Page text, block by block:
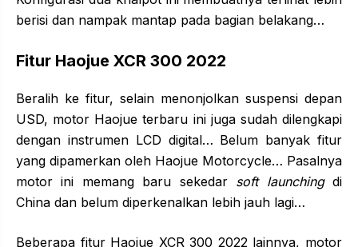
berisi dan nampak mantap pada bagian belakang…
Fitur Haojue XCR 300 2022
Beralih ke fitur, selain menonjolkan suspensi depan
USD, motor Haojue terbaru ini juga sudah dilengkapi
dengan instrumen LCD digital… Belum banyak fitur
yang dipamerkan oleh Haojue Motorcycle… Pasalnya
motor ini memang baru sekedar soft launchingdi
China dan belum diperkenalkan lebih jauh lagi…
Beberapa fitur Haojue XCR 300 2022 lainnya, motor